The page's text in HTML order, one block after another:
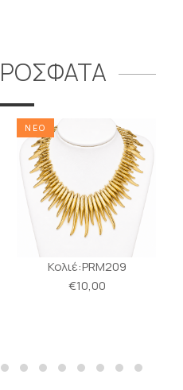
ΝΕΟ
Κολιέ:PRM209
€10,00